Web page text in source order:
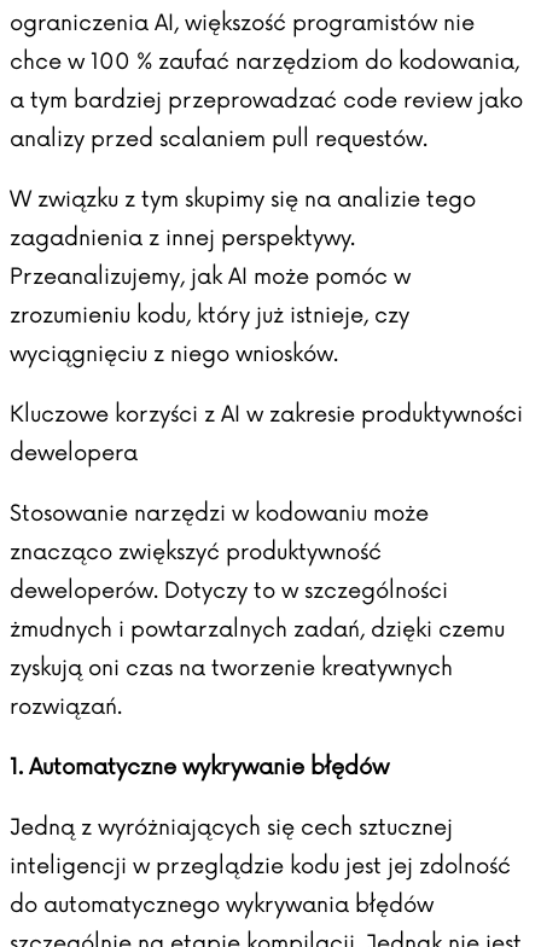
ograniczenia AI, większość programistów nie
chce w 100 % zaufać narzędziom do kodowania,
a tym bardziej przeprowadzać code review jako
analizy przed scalaniem pull requestów.
W związku z tym skupimy się na analizie tego
zagadnienia z innej perspektywy.
Przeanalizujemy, jak AI może pomóc w
zrozumieniu kodu, który już istnieje, czy
wyciągnięciu z niego wniosków.
Kluczowe korzyści z AI w zakresie produktywności
dewelopera
Stosowanie narzędzi w kodowaniu może
znacząco zwiększyć produktywność
deweloperów. Dotyczy to w szczególności
żmudnych i powtarzalnych zadań, dzięki czemu
zyskują oni czas na tworzenie kreatywnych
rozwiązań.
1. Automatyczne wykrywanie błędów
Jedną z wyróżniających się cech sztucznej
inteligencji w przeglądzie kodu jest jej zdolność
do automatycznego wykrywania błędów